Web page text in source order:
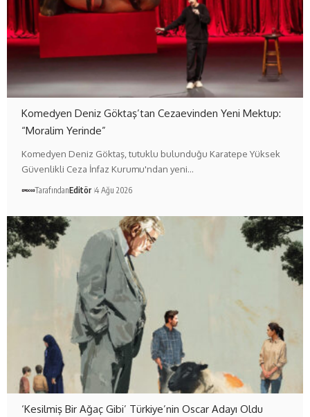
Komedyen Deniz Göktaş’tan Cezaevinden Yeni Mektup:
“Moralim Yerinde”
Komedyen Deniz Göktaş, tutuklu bulunduğu Karatepe Yüksek
Güvenlikli Ceza İnfaz Kurumu'ndan yeni…
TarafındanEditör 4 Ağu 2026
‘Kesilmiş Bir Ağaç Gibi’ Türkiye’nin Oscar Adayı Oldu